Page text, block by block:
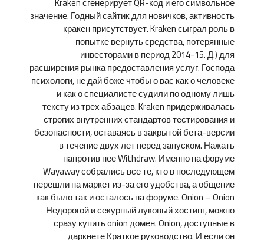
значение. Годный сайтик для новичков, активность
кракен присутствует. Kraken сыграл роль в
попытке вернуть средства, потерянные
инвесторами в период 2014-15. Д.) для
расширения рынка предоставления услуг. Господа
психологи, не дай боже чтобы о вас как о человеке
и как о специалисте судили по одному лишь
тексту из трех абзацев. Kraken придерживалась
строгих внутренних стандартов тестирования и
безопасности, оставаясь в закрытой бета-версии
в течение двух лет перед запуском. Нажать
напротив нее Withdraw. Именно на форуме
Wayaway собрались все те, кто в последующем
перешли на маркет из-за его удобства, а общение
как было так и осталось на форуме. Onion – Onion
Недорогой и секурный луковый хостинг, можно
сразу купить onion домен. Onion, доступные в
даркнете Краткое руководство. И если он